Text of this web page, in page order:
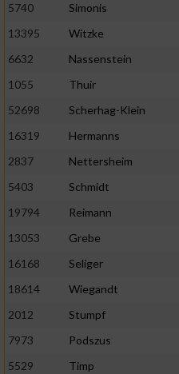
5740
Simonis
13395
Witzke
6632
Nassenstein
1055
Thuir
52698
Scherhag-Klein
16319
Hermanns
2837
Nettersheim
5403
Schmidt
19794
Reimann
13053
Grebe
16168
Seliger
18614
Wiegandt
2012
Stumpf
7973
Podszus
5529
Timp